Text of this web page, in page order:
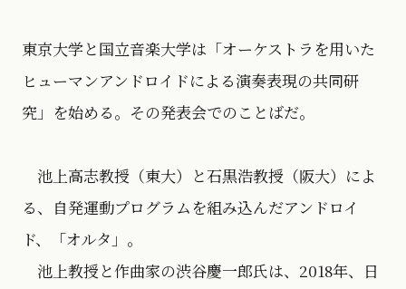
東京大学と国立音楽大学は「オーケストラを用いた
ヒューマンアンドロイドによる演奏表現の共同研
究」を始める。その発表会でのことばだ。
池上高志教授（東大）と石黒浩教授（阪大）によ
る、自発運動プログラムを組み込んだアンドロイ
ド、「オルタ」。
池上教授と作曲家の渋谷慶一郎氏は、2018年、日